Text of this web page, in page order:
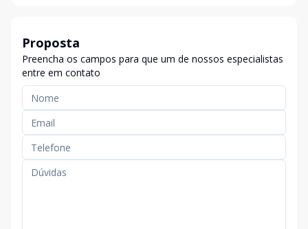
Proposta
Preencha os campos para que um de nossos especialistas
entre em contato